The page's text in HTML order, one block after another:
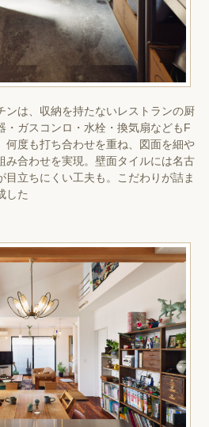
ンは、収納を持たないレストランの厨
・ガスコンロ・水栓・換気扇などもF
何度も打ち合わせを重ね、図面を細や
み合わせを実現。壁面タイルには名古
目立ちにくい工夫も。こだわりが詰ま
した